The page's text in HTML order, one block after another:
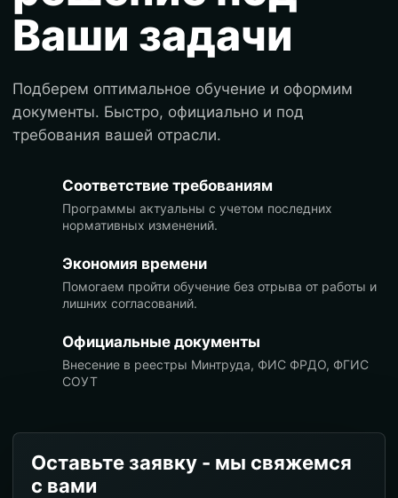
Ваши задачи
Подберем оптимальное обучение и оформим
документы. Быстро, официально и под
требования вашей отрасли.
Соответствие требованиям
Программы актуальны с учетом последних
нормативных изменений.
Экономия времени
Помогаем пройти обучение без отрыва от работы и
лишних согласований.
Официальные документы
Внесение в реестры Минтруда, ФИС ФРДО, ФГИС
СОУТ
Оставьте заявку - мы свяжемся
с вами